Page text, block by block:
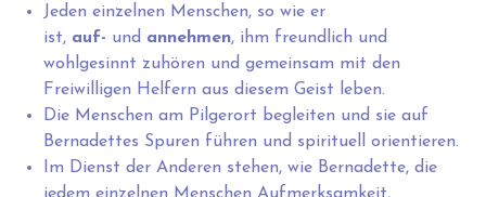
Jeden einzelnen Menschen, so wie er
ist, auf- und annehmen, ihm freundlich und
wohlgesinnt zuhören und gemeinsam mit den
Freiwilligen Helfern aus diesem Geist leben.
Die Menschen am Pilgerort begleiten und sie auf
Bernadettes Spuren führen und spirituell orientieren.
Im Dienst der Anderen stehen, wie Bernadette, die